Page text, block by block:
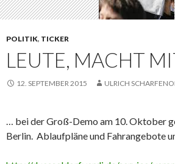
POLITIK, TICKER
LEUTE, MACHT
12. SEPTEMBER 2015 ULRICH
… bei der Groß-Demo am 10. Oktober
Berlin. Ablaufpläne und Fahrangebote